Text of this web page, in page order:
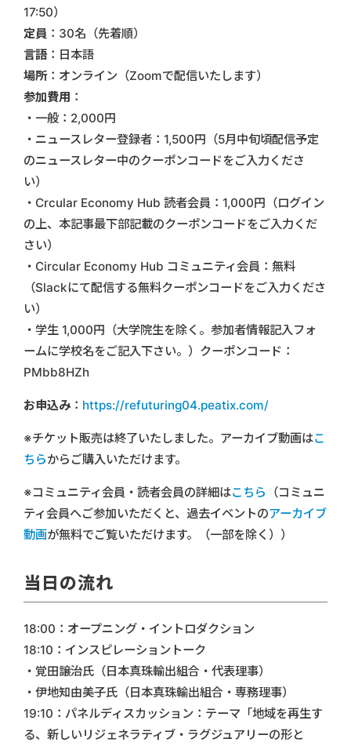
17:50）
定員 ：30名（先着順）
言語：日本語
場所：オンライン（Zoomで配信いたします）
参加費用 ：
・一般：2,000円
・ニュースレター登録者：1,500円（5月中旬頃配信予定
のニュースレター中のクーポンコードをご入力くださ
い）
・Crcular Economy Hub 読者会員：1,000円（ログイン
の上、本記事最下部記載のクーポンコードをご入力くだ
さい）
・Circular Economy Hub コミュニティ会員：無料
（Slackにて配信する無料クーポンコードをご入力くださ
い）
・学生 1,000円（大学院生を除く。参加者情報記入フォ
ームに学校名をご記入下さい。）クーポンコード：
PMbb8HZh
お申込み： https://refuturing04.peatix.com/
※チケット販売は終了いたしました。アーカイブ動画はこ
ちらからご購入いただけます。
※コミュニティ会員・読者会員の詳細はこちら
（コミュニ
ティ会員へご参加いただくと、過去イベントのアーカイブ
動画が無料でご覧いただけます。（一部を除く））
当日の流れ
18:00：オープニング・イントロダクション
18:10：インスピレーショントーク
・覚田譲治氏（日本真珠輸出組合・代表理事）
・伊地知由美子氏（日本真珠輸出組合・専務理事）
19:10：パネルディスカッション：テーマ「地域を再生す
る、新しいリジェネラティブ・ラグジュアリーの形と